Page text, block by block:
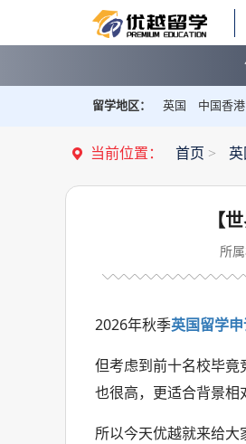
留学地区： 英国 中国香港
当前位置： 首页 >
【
所属
2026年秋季英国留学
但考虑到前十名校毕
也很高，更适合背景相
所以今天优越就来给大